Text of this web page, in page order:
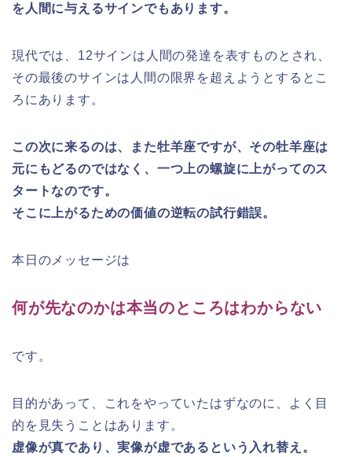
を人間に与えるサインでもあります。
現代では、12サインは人間の発達を表すものとされ、
その最後のサインは人間の限界を超えようとするとこ
ろにあります。
この次に来るのは、また牡羊座ですが、その牡羊座は
元にもどるのではなく、一つ上の螺旋に上がってのス
タートなのです。
そこに上がるための価値の逆転の試行錯誤。
本日のメッセージは
何が先なのかは本当のところはわからない
です。
目的があって、これをやっていたはずなのに、よく目
的を見失うことはあります。
虚像が真であり、実像が虚であるという入れ替え。